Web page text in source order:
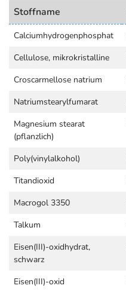
Stoffname
Calciumhydrogenphosphat
Cellulose, mikrokristalline
Croscarmellose natrium
Natriumstearylfumarat
Magnesium stearat
(pflanzlich)
Poly(vinylalkohol)
Titandioxid
Macrogol 3350
Talkum
Eisen(III)-oxidhydrat,
schwarz
Eisen(III)-oxid